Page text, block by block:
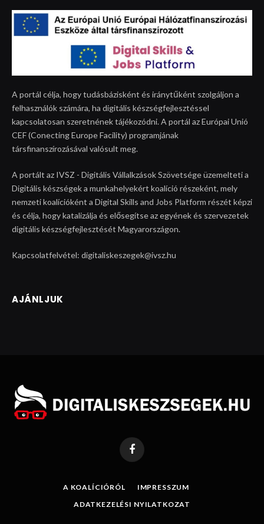
A portál célja, hogy tudásbázisként és iránytűként szolgáljon a
felhasználók számára, ha digitális készségfejlesztéssel
kapcsolatosan szeretnének tájékozódni. A portál az Európai Unió
CEF (Conecting Europe Facility) programjának
társfinanszírozásával valósult meg.
A portált az IVSZ - Digitális Vállalkzások Szövetsége üzemelteti a
Digitális készségek a munkahelyekért koalíció részeként, mely
nemzeti koalícióként a Digital Skills and Jobs Platform részét képzi
és célja, hogy katalizálja és elősegítse az egyének és szervezetek
digitális készségfejlesztését Magyarországon.
Kapcsolatfelvétel: digitaliskeszegek@ivsz.hu
AJÁNLJUK
Facebook
A KOALÍCIÓRÓL
IMPRESSZUM
ADATKEZELÉSI NYILATKOZAT